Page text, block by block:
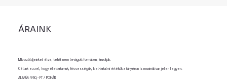
ÁRAINK
Mikrozöldjeinket élve, tehát nem levágott formában, árusítjuk.
Célunk ezzel, hogy élettartamuk, frissességük, bel-tartalmi értékük a tányéron is maximálisan jelen legyen.
ALAPÁR: 950,- FT / POHÁR